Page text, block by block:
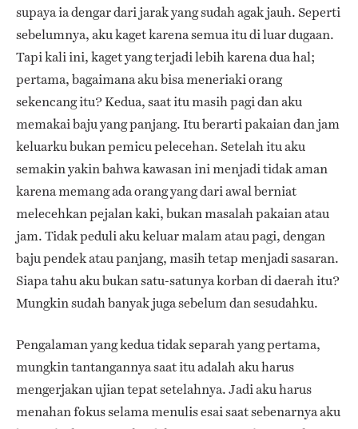
supaya ia dengar dari jarak yang sudah agak jauh. Seperti
sebelumnya, aku kaget karena semua itu di luar dugaan.
Tapi kali ini, kaget yang terjadi lebih karena dua hal;
pertama, bagaimana aku bisa meneriaki orang
sekencang itu? Kedua, saat itu masih pagi dan aku
memakai baju yang panjang. Itu berarti pakaian dan jam
keluarku bukan pemicu pelecehan. Setelah itu aku
semakin yakin bahwa kawasan ini menjadi tidak aman
karena memang ada orang yang dari awal berniat
melecehkan pejalan kaki, bukan masalah pakaian atau
jam. Tidak peduli aku keluar malam atau pagi, dengan
baju pendek atau panjang, masih tetap menjadi sasaran.
Siapa tahu aku bukan satu-satunya korban di daerah itu?
Mungkin sudah banyak juga sebelum dan sesudahku.
Pengalaman yang kedua tidak separah yang pertama,
mungkin tantangannya saat itu adalah aku harus
mengerjakan ujian tepat setelahnya. Jadi aku harus
menahan fokus selama menulis esai saat sebenarnya aku